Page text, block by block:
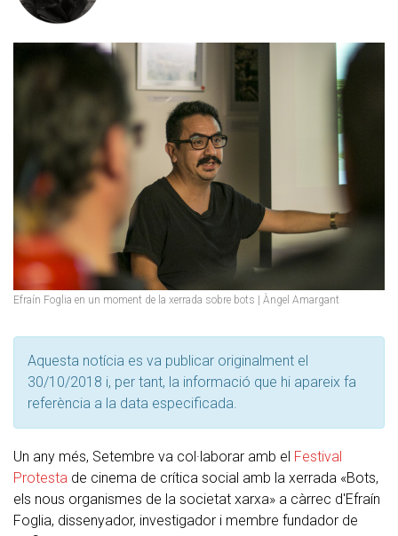
Efraín Foglia en un moment de la xerrada sobre bots | Àngel Amargant
Aquesta notícia es va publicar originalment el
30/10/2018 i, per tant, la informació que hi apareix fa
referència a la data especificada.
Un any més, Setembre va col·laborar amb el Festival
Protesta de cinema de crítica social amb la xerrada «Bots,
els nous organismes de la societat xarxa» a càrrec d'Efraín
Foglia, dissenyador, investigador i membre fundador de